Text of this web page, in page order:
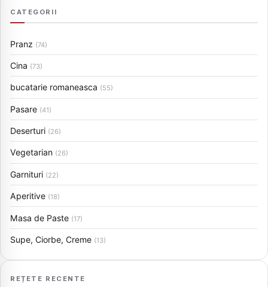
CATEGORII
Pranz (74)
Cina (73)
bucatarie romaneasca (55)
Pasare (41)
Deserturi (26)
Vegetarian (26)
Garnituri (22)
Aperitive (18)
Masa de Paste (17)
Supe, Ciorbe, Creme (13)
REȚETE RECENTE